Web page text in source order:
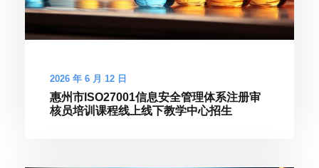
2026 年 6 月 12 日
惠州市ISO27001信息安全管理体系注册审
核员培训课程线上线下教学中心招生